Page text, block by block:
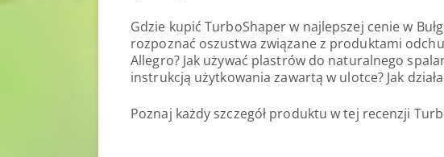
Gdzie kupić TurboShaper w najlepszej cenie w
rozpoznać oszustwa związane z produktami
Allegro? Jak używać plastrów do naturalnego
instrukcją użytkowania zawartą w ulotce? Jak
Poznaj każdy szczegół produktu w tej recenzji